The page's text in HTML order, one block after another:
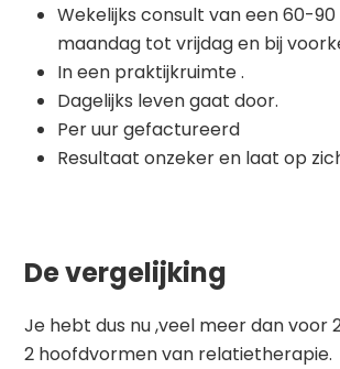
Wekelijks consult van een 60-
maandag tot vrijdag en bij
In een praktijkruimte .
Dagelijks leven gaat door.
Per uur gefactureerd
Resultaat onzeker en laat op
De vergelijking
Je hebt dus nu ,veel meer dan voor
2 hoofdvormen van relatietherapie.